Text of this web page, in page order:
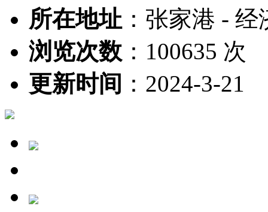
所在地址 ： 张家港 - 经
浏览次数 ： 100635 次
更新时间 ： 2024-3-21